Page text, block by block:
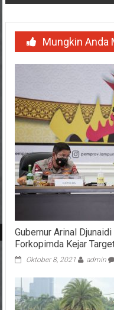
Mungkin Anda
Gubernur Arinal
Forkopimda Kejar
Oktober 8, 2021 admin